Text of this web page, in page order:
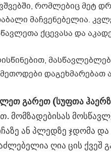
რომლებიც მეტ
მაჩვენებელია.
ქცევასა და
დაგეხმარებათ
გარეთ (სუფთა
მომზადებისას
ან პლედზე ჯდომა და
ღია ცის ქვეშ